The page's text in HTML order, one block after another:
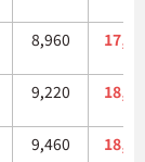
8,960
9,220
9,460